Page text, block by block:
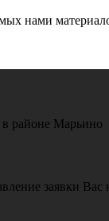
нами
в районе Марьино
заявки